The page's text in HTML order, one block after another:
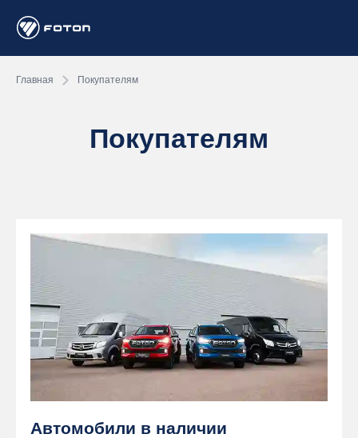
Главная Покупателям
Покупателям
Автомобили в наличии